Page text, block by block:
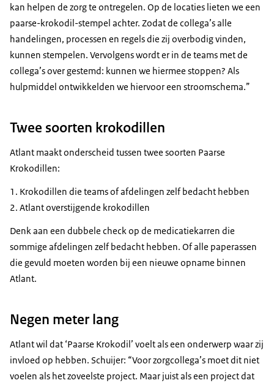
kan helpen de zorg te ontregelen. Op de locaties lieten we een
paarse-krokodil-stempel achter. Zodat de collega’s alle
handelingen, processen en regels die zij overbodig vinden,
kunnen stempelen. Vervolgens wordt er in de teams met de
collega’s over gestemd: kunnen we hiermee stoppen? Als
hulpmiddel ontwikkelden we hiervoor een stroomschema.
Twee soorten krokodillen
Atlant maakt onderscheid tussen twee soorten Paarse
Krokodillen:
Krokodillen die teams of afdelingen zelf bedacht hebben
Atlant overstijgende krokodillen
Denk aan een dubbele check op de medicatiekarren die
sommige afdelingen zelf bedacht hebben. Of alle paperassen
die gevuld moeten worden bij een nieuwe opname binnen
Atlant.
Negen meter lang
Atlant wil dat ‘Paarse Krokodil’ voelt als een onderwerp waar zij
invloed op hebben. Schuijer: Voor zorgcollega’s moet dit niet
voelen als het zoveelste project. Maar juist als een project dat